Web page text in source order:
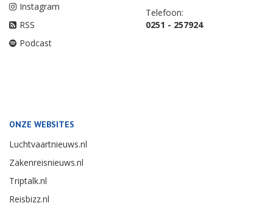
Instagram
RSS
Podcast
Telefoon:
0251 - 257924
ONZE WEBSITES
Luchtvaartnieuws.nl
Zakenreisnieuws.nl
Triptalk.nl
Reisbizz.nl